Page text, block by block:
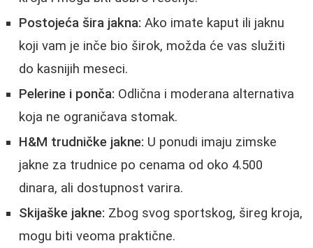
Postojeća šira jakna: Ako imate kaput ili jaknu
koji vam je inče bio širok, možda će vas služiti
do kasnijih meseci.
Pelerine i ponča: Odlična i moderana alternativa
koja ne ograničava stomak.
H&M trudničke jakne: U ponudi imaju zimske
jakne za trudnice po cenama od oko 4.500
dinara, ali dostupnost varira.
Skijaške jakne: Zbog svog sportskog, šireg kroja,
mogu biti veoma praktične.